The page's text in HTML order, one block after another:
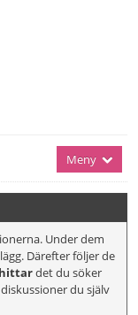
Meny
Under dem
Därefter följer de
det du söker
du själv